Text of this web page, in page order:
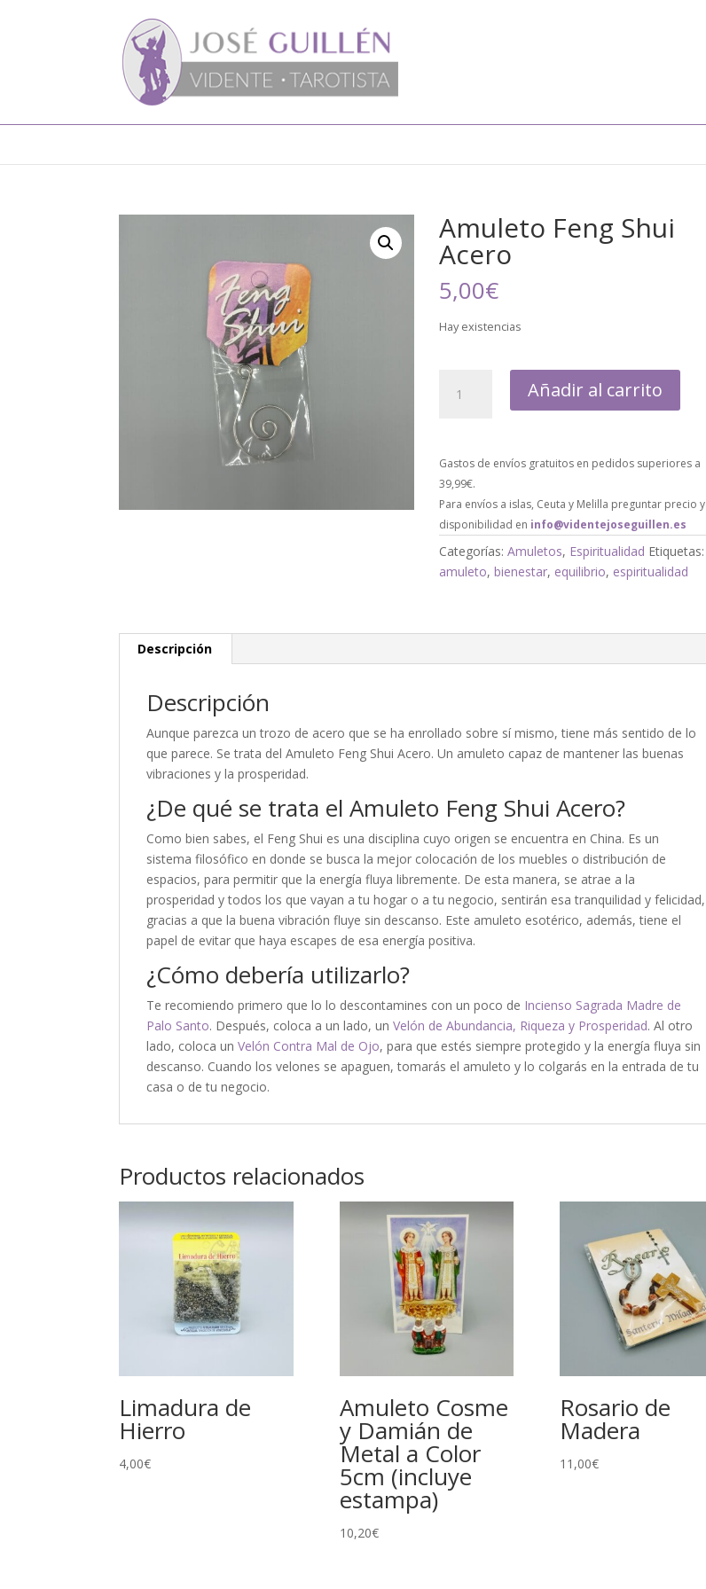
Amuleto Feng Shui
Acero
5,00€
Hay existencias
Añadir al carrito
Gastos de envíos gratuitos en pedidos superiores a
39,99€.
Para envíos a islas, Ceuta y Melilla preguntar precio y
disponibilidad en info@videntejoseguillen.es
Categorías:Amuletos, Espiritualidad Etiquetas:
amuleto,bienestar, equilibrio, espiritualidad
Descripción
Descripción
Aunque parezca un trozo de acero que se ha enrollado sobre sí mismo, tiene más sentido de lo
que parece. Se trata del Amuleto Feng Shui Acero. Un amuleto capaz de mantener las buenas
vibraciones y la prosperidad.
¿De qué se trata el Amuleto Feng Shui Acero?
Como bien sabes, el Feng Shui es una disciplina cuyo origen se encuentra en China. Es un
sistema filosófico en donde se busca la mejor colocación de los muebles o distribución de
espacios, para permitir que la energía fluya libremente. De esta manera, se atrae a la
prosperidad y todos los que vayan a tu hogar o a tu negocio, sentirán esa tranquilidad y felicidad,
gracias a que la buena vibración fluye sin descanso. Este amuleto esotérico, además, tiene el
papel de evitar que haya escapes de esa energía positiva.
¿Cómo debería utilizarlo?
Te recomiendo primero que lo lo descontamines con un poco de Incienso Sagrada Madre de
Palo Santo. Después, coloca a un lado, unVelón de Abundancia, Riqueza y Prosperidad. Al otro
lado, coloca unVelón Contra Mal de Ojo, para que estés siempre protegido y la energía fluya sin
descanso. Cuando los velones se apaguen, tomarás el amuleto y lo colgarás en la entrada de tu
casa o de tu negocio.
Productos relacionados
Limadura de
Hierro
4,00€
Amuleto Cosme
y Damián de
Metal a Color
5cm (incluye
estampa)
10,20€
Rosario de
Madera
11,00€